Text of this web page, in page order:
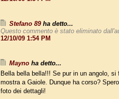
Stefano 89ha detto...
Questo commento è stato eliminato
12/10/09 1:54 PM
Mayno ha detto...
Bella bella bella!!! Se pur in un angolo, si
mostra a Gaiole. Dunque ha corso?
foto dei dettagli!